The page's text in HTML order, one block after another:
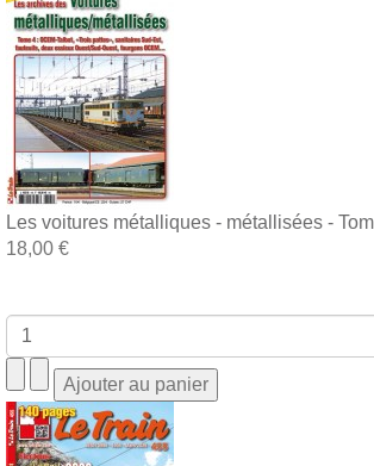
Les voitures métalliques - métallisées -
18,00 €